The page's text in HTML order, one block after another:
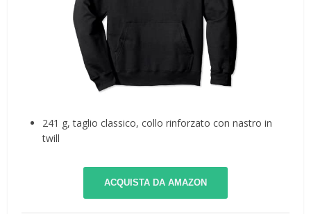
241 g, taglio classico, collo rinforzato con nastro in
twill
ACQUISTA DA AMAZON